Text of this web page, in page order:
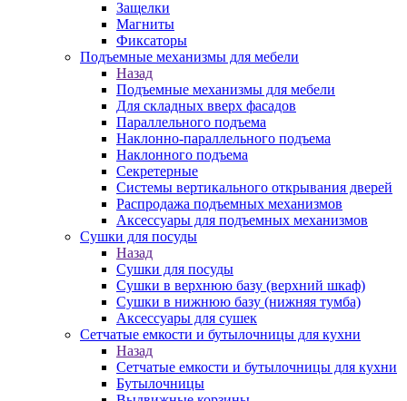
Защелки
Магниты
Фиксаторы
Подъемные механизмы для мебели
Назад
Подъемные механизмы для мебели
Для складных вверх фасадов
Параллельного подъема
Наклонно-параллельного подъема
Наклонного подъема
Секретерные
Системы вертикального открывания дверей
Распродажа подъемных механизмов
Аксессуары для подъемных механизмов
Сушки для посуды
Назад
Сушки для посуды
Сушки в верхнюю базу (верхний шкаф)
Сушки в нижнюю базу (нижняя тумба)
Аксессуары для сушек
Сетчатые емкости и бутылочницы для кухни
Назад
Сетчатые емкости и бутылочницы для кухни
Бутылочницы